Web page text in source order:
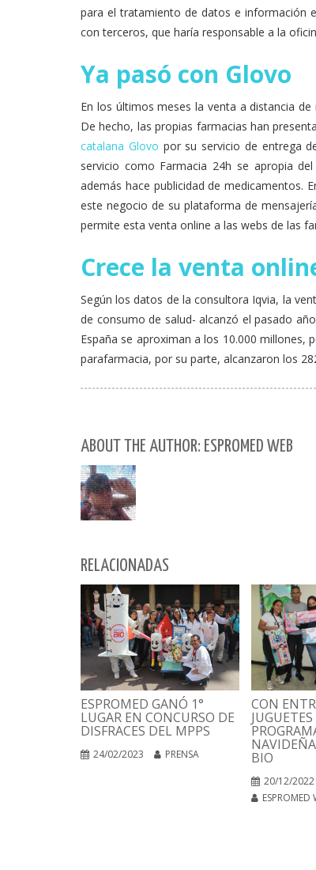
para el tratamiento de datos e información
con terceros, que haría responsable a la
Ya pasó con Glovo
En los últimos meses la venta a distancia
De hecho, las propias farmacias han
catalana Glovo por su servicio de entrega
servicio como Farmacia 24h se apropia
además hace publicidad de medicamentos.
este negocio de su plataforma de
permite esta venta online a las webs de las
Crece la venta
Según los datos de la consultora Iqvia, la
de consumo de salud- alcanzó el pasado
España se aproximan a los 10.000
parafarmacia, por su parte, alcanzaron los
ABOUT THE AUTHOR: ESPROMED WEB
RELACIONADAS
ESPROMED GANÓ 1°
LUGAR EN CONCURSO DE
DISFRACES DEL MPPS
24/02/2023 PRENSA
CON
BIO
20/12/2022
ESPROMED